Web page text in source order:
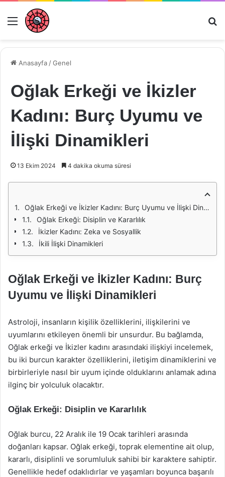
Menü
Anasayfa /Genel
Oğlak Erkeği ve İkizler
Kadını: Burç Uyumu ve
İlişki Dinamikleri
13 Ekim 2024 4 dakika okuma süresi
Oğlak Erkeği ve İkizler Kadını: Burç Uyumu ve İlişki Dinamikleri
Oğlak Erkeği: Disiplin ve Kararlılık
İkizler Kadını: Zeka ve Sosyallik
İkili İlişki Dinamikleri
Oğlak Erkeği ve İkizler Kadını: Burç
Uyumu ve İlişki Dinamikleri
Astroloji, insanların kişilik özelliklerini, ilişkilerini ve
uyumlarını etkileyen önemli bir unsurdur. Bu bağlamda,
Oğlak erkeği ve İkizler kadını arasındaki ilişkiyi incelemek,
bu iki burcun karakter özelliklerini, iletişim dinamiklerini ve
birbirleriyle nasıl bir uyum içinde olduklarını anlamak adına
ilginç bir yolculuk olacaktır.
Oğlak Erkeği: Disiplin ve Kararlılık
Oğlak burcu, 22 Aralık ile 19 Ocak tarihleri arasında
doğanları kapsar. Oğlak erkeği, toprak elementine ait olup,
kararlı, disiplinli ve sorumluluk sahibi bir karaktere sahiptir.
Genellikle hedef odaklıdırlar ve yaşamları boyunca başarılı